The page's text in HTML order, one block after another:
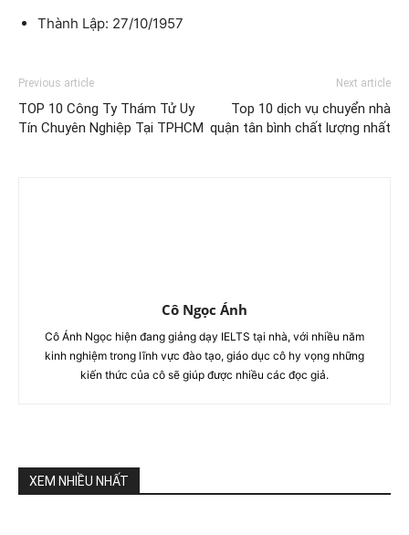
Thành Lập: 27/10/1957
Previous article
TOP 10 Công Ty Thám Tử Uy
Tín Chuyên Nghiệp Tại TPHCM
Next article
Top 10 dịch vụ chuyển nhà
quận tân bình chất lượng nhất
Cô Ngọc Ánh
Cô Ánh Ngọc hiện đang giảng dạy IELTS tại nhà, với nhiều năm
kinh nghiệm trong lĩnh vực đào tạo, giáo dục cô hy vọng những
kiến thức của cô sẽ giúp được nhiều các đọc giả.
XEM NHIỀU NHẤT